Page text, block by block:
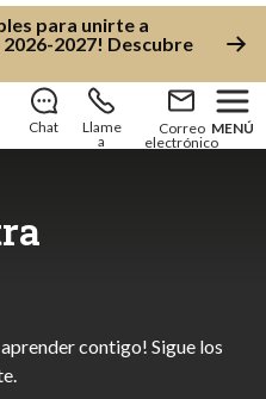
para unirte a
2027! Descubre
Chat
Llame
a
Correo
electrónico
MENÚ
contigo! Sigue los